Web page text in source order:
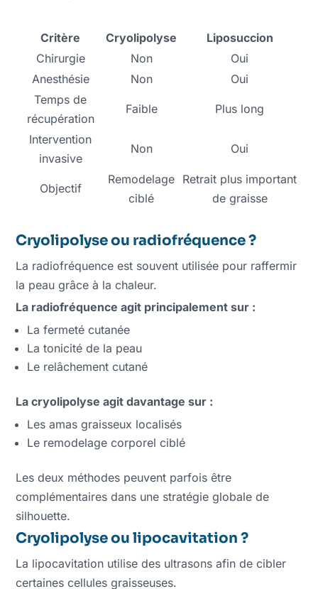
Critère Cryolipolyse
Liposuccion
Chirurgie
Non
Oui
Anesthésie
Non
Oui
Temps de
récupération
Faible Plus long
Intervention
invasive
Non Oui
Objectif
Remodelage
ciblé
Retrait plus important
de graisse
Cryolipolyse ou radiofréquence ?
La radiofréquence est souvent utilisée pour raffermir
la peau grâce à la chaleur.
La radiofréquence agit principalement sur :
La fermeté cutanée
La tonicité de la peau
Le relâchement cutané
La cryolipolyse agit davantage sur :
Les amas graisseux localisés
Le remodelage corporel ciblé
Les deux méthodes peuvent parfois être
complémentaires dans une stratégie globale de
silhouette.
Cryolipolyse ou lipocavitation ?
La lipocavitation utilise des ultrasons afin de cibler
certaines cellules graisseuses.